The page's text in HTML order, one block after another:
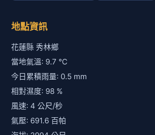
地點資訊
花蓮縣 秀林鄉
當地氣溫: 9.7 ℃
今日累積雨量: 0.5 mm
相對濕度: 98 %
風速: 4 公尺/秒
氣壓: 691.6 百帕